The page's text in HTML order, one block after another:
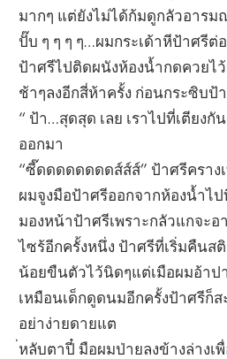
มากๆ แต่ยังไม่ได้ก้มดูกลัวอาร
ปั๊บ ๆ ๆ ๆ ๆ…ผมกระเด้าหีป้าศรีต่
ป้าศรีไปติดผนังห้องน้ำกดควยไ
ช้าๆลงอีกสี่ห้าครั้ง ก่อนกระซิบป้
“ ป้า…สุดสุด เลย เราไปที่เตียงกั
ออกมา
“ซี๊ดดดดดดดดส์ส์ส์” ป้าศรีคราง
ผมจูงมือป้าศรีออกจากห้องน้ำไ
มองหน้าป้าศรีเพราะกลัวแกจะอ
ไซร้อีกครั้งหนึ่ง ป้าศรีที่เริ่มคืนส
น้อยขืนตัวไว้นิดๆแต่เมือผมอ้า
เหมือนเด็กดูดนมอีกครั้งป้าศรีก็
อย่าง่ายดายแต
หลับตาปี๋ มือผมป่ายลงข้างล่างเ